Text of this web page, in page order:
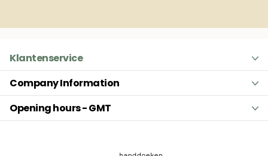
Klantenservice
Company Information
Opening hours - GMT